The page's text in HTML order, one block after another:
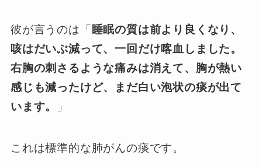
彼が言うのは「 睡眠の質は前より良くなり、
咳はだいぶ減って、一回だけ喀血しました。
右胸の刺さるような痛みは消えて、胸が熱い
感じも減ったけど、まだ白い泡状の痰が出て
います。
」
これは標準的な肺がんの痰です。